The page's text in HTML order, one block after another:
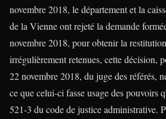
novembre 2018, le département et la
de la Vienne ont rejeté la demande
novembre 2018, pour obtenir la
irrégulièrement retenues, cette décision,
22 novembre 2018, du juge des référés,
ce que celui-ci fasse usage des pouvoirs
521-3 du code de justice administrative.